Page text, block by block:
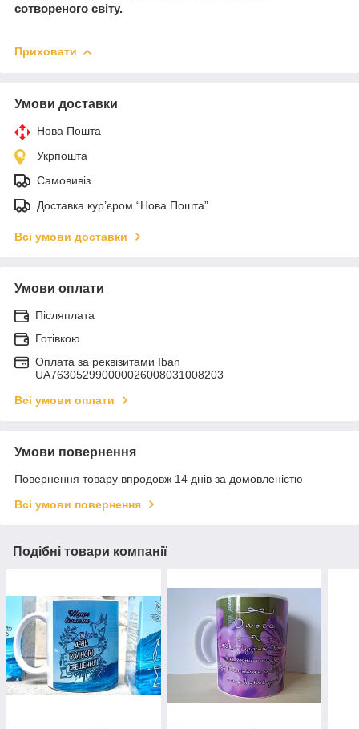
сотвореного світу.
Приховати
Умови доставки
Нова Пошта
Укрпошта
Самовивіз
Доставка кур’єром “Нова Пошта”
Всі умови доставки
Умови оплати
Післяплата
Готівкою
Оплата за реквізитами Iban
UA763052990000026008031008203
Всі умови оплати
Умови повернення
Повернення товару впродовж 14 днів за домовленістю
Всі умови повернення
Подібні товари компанії